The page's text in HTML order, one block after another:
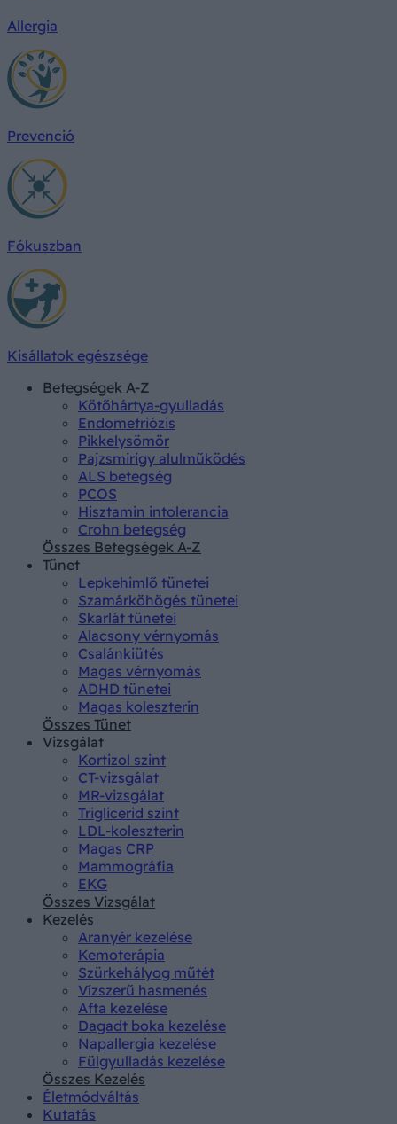
Allergia
Prevenció
Fókuszban
Kisállatok egészsége
Betegségek A-Z
Kötőhártya-gyulladás
Endometriózis
Pikkelysömör
Pajzsmirigy alulműködés
ALS betegség
PCOS
Hisztamin intolerancia
Crohn betegség
Összes Betegségek A-Z
Tünet
Lepkehimlő tünetei
Szamárköhögés tünetei
Skarlát tünetei
Alacsony vérnyomás
Csalánkiütés
Magas vérnyomás
ADHD tünetei
Magas koleszterin
Összes Tünet
Vizsgálat
Kortizol szint
CT-vizsgálat
MR-vizsgálat
Triglicerid szint
LDL-koleszterin
Magas CRP
Mammográfia
EKG
Összes Vizsgálat
Kezelés
Aranyér kezelése
Kemoterápia
Szürkehályog műtét
Vízszerű hasmenés
Afta kezelése
Dagadt boka kezelése
Napallergia kezelése
Fülgyulladás kezelése
Összes Kezelés
Életmódváltás
Kutatás